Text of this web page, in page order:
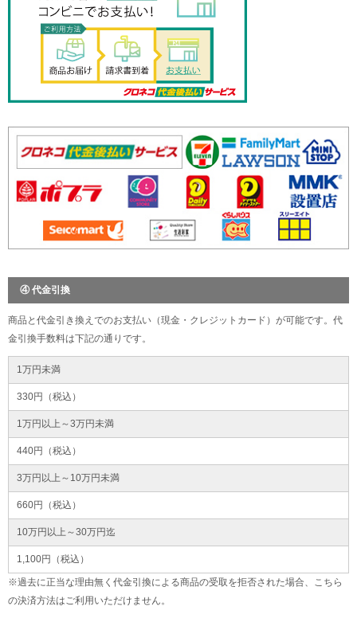
④ 代金引換
商品と代金引き換えでのお支払い（現金・クレジットカード）が可能です。代
金引換手数料は下記の通りです。
1万円未満
330円（税込）
1万円以上～3万円未満
440円（税込）
3万円以上～10万円未満
660円（税込）
10万円以上～30万円迄
1,100円（税込）
※過去に正当な理由無く代金引換による商品の受取を拒否された場合、こちら
の決済方法はご利用いただけません。